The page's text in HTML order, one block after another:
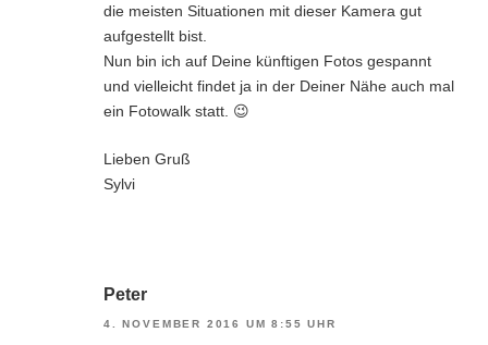
die meisten Situationen mit dieser Kamera gut
aufgestellt bist.
Nun bin ich auf Deine künftigen Fotos gespannt
und vielleicht findet ja in der Deiner Nähe auch mal
ein Fotowalk statt. 😉
Lieben Gruß
Sylvi
Peter
4. NOVEMBER 2016 UM 8:55 UHR